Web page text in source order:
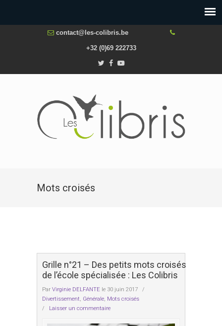
contact@les-colibris.be
+32 (0)69 222733
Mots croisés
Grille n°21 – Des petits mots croisés
de l’école spécialisée : Les Colibris
Par Virginie DELFANTE le 30 juin 2017
/
Divertissement, Générale, Mots croisés
/ Laisser un commentaire